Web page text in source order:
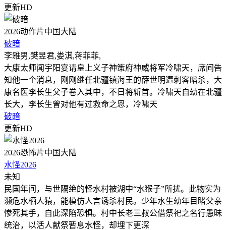
更新HD
2026动作片中国大陆
破暗
李雅男,樊昱君,娄淇,蒋菲菲,
大康太师闻宇阳宴请皇上义子神策府神威将军冷啸天，席间告
知他一个消息，刚刚继任北疆镇海王的薛世明遭刺客暗杀，大
康名医李长生父子卷入其中，不日将斩首。冷啸天自幼在北疆
长大，李长生曾对他有过救命之恩，冷啸天
破暗
更新HD
2026恐怖片中国大陆
水怪2026
未知
民国年间，与世隔绝的怪水村被湖中“水猴子”所扰。此物实为
濒危水栖人猿，能模仿人言诱杀村民。少年水生幼年目睹父亲
惨死其手，自此深陷恐惧。村中长老三叔公借祭祀之名行愚昧
统治，以活人献祭暂息水怪，却埋下更深